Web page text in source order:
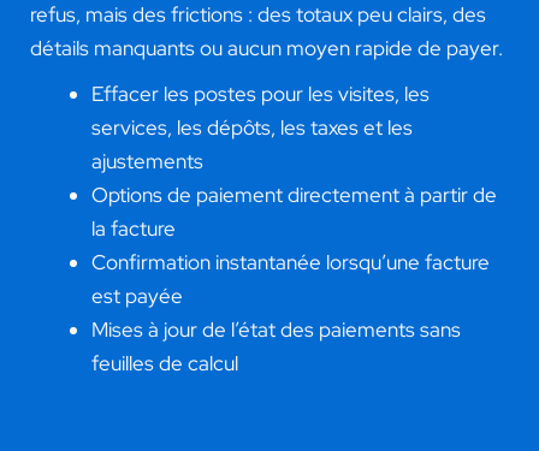
refus, mais des frictions : des totaux peu clairs, des
détails manquants ou aucun moyen rapide de payer.
Effacer les postes pour les visites, les
services, les dépôts, les taxes et les
ajustements
Options de paiement directement à partir de
la facture
Confirmation instantanée lorsqu’une facture
est payée
Mises à jour de l’état des paiements sans
feuilles de calcul